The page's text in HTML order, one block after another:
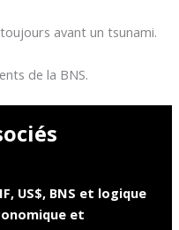
avant un tsunami.
de la BNS.
US$, BNS et logique
et